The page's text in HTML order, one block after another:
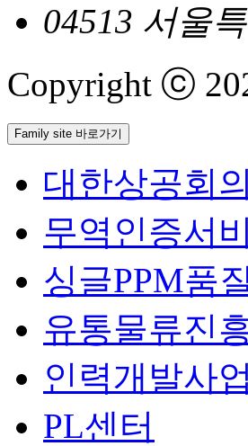
04513 서울
Copyright ⓒ
Family site 바로가기
대한상공회
무역인증서
싱글PPM품
유통물류진
인력개발사
PL센터